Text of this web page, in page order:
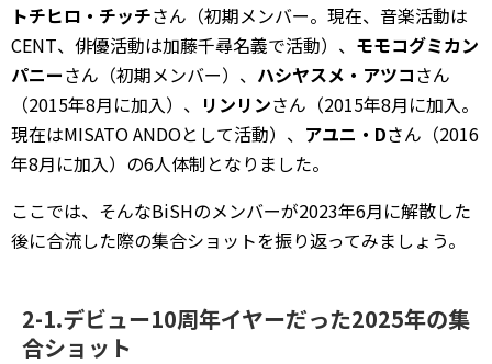
トチヒロ・チッチさん（初期メンバー。現在、音楽活動は
CENT、俳優活動は加藤千尋名義で活動）、 モモコグミカン
パニーさん（初期メンバー）、 ハシヤスメ・アツコさん
（2015年8月に加入）、 リンリンさん（2015年8月に加入。
現在はMISATO ANDOとして活動）、 アユニ・Dさん（2016
年8月に加入）の6人体制となりました。
ここでは、そんなBiSHのメンバーが2023年6月に解散した
後に合流した際の集合ショットを振り返ってみましょう。
2-1.デビュー10周年イヤーだった2025年の集
合ショット